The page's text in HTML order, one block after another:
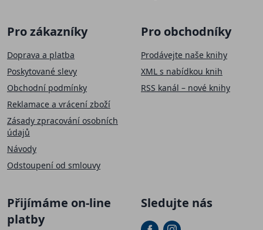
Pro zákazníky
Doprava a platba
Poskytované slevy
Obchodní podmínky
Reklamace a vrácení zboží
Zásady zpracování osobních
údajů
Návody
Odstoupení od smlouvy
Pro obchodníky
Prodávejte naše knihy
XML s nabídkou knih
RSS kanál – nové knihy
Přijímáme on-line
platby
Sledujte nás